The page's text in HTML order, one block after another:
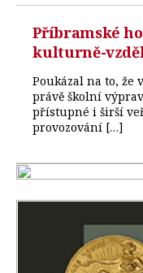
Příbramské
kulturně-
Poukázal na to,
právě školní
přístupné i širší
provozování […]